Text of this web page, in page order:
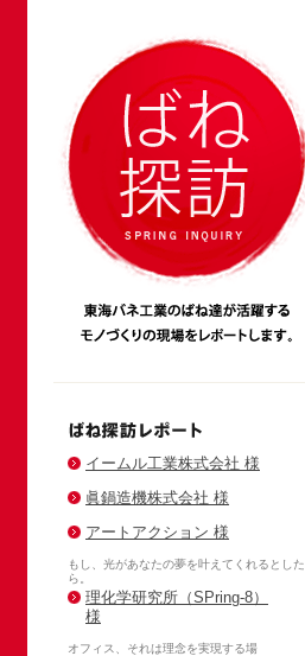
イームル工業株式会社 様
眞鍋造機株式会社 様
アートアクション 様
もし、光があなたの夢を叶えてくれるとした
ら。
理化学研究所（SPring-8）
様
オフィス、それは理念を実現する場